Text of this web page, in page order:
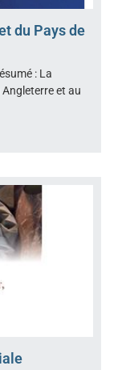
du Pays de
: La
et au